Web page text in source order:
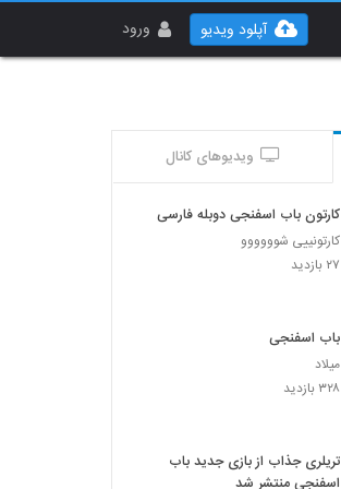
ورود آپلود ویدیو
ویدیوهای کانال
کارتون باب اسفنجی دوبله فارسی
کارتونییی شوووووو
۲۷ بازدید
باب اسفنجی
میلاد
۳۲۸ بازدید
تریلری جذاب از بازی جدید باب
اسفنجی منتشر شد